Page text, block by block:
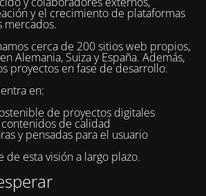
y el crecimiento de plataformas
mercados.
cerca de 200 sitios web propios,
Alemania, Suiza y España. Además,
proyectos en fase de desarrollo.
en:
de proyectos digitales
de calidad
y pensadas para el usuario
de esta visión a largo plazo.